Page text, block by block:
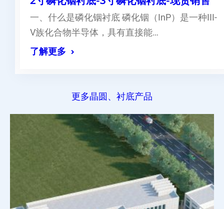
一、什么是磷化铟衬底 磷化铟（InP）是一种III-
V族化合物半导体，具有直接能…
了解更多
更多晶圆、衬底产品